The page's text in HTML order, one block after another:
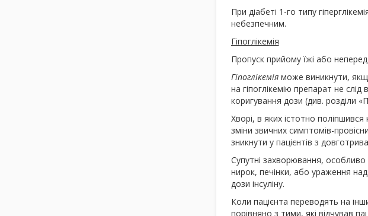
При діабеті 1-го типу
небезпечним.
Гіпоглікемія
Пропуск прийому їжі або
Гіпоглікеміяможе виникнути, якщо
на гіпоглікемію препарат не слід
коригування дози (див. розділи
Хворі, в яких істотно поліпшився
зміни звичних симптомів-
зникнути у пацієнтів з
Супутні захворювання, особливо
нирок, печінки, або ураження
дози інсуліну.
Коли пацієнта переводять на
порівняно з тими, які відчував